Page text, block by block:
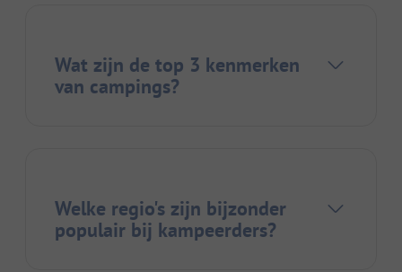
Wat zijn de top 3 kenmerken
van campings?
Welke regio's zijn bijzonder
populair bij kampeerders?